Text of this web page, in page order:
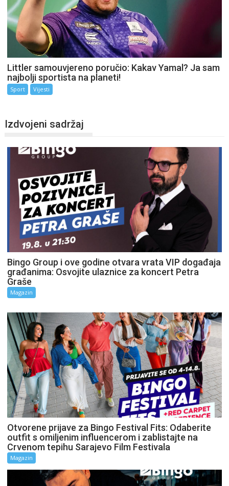
Littler samouvjereno poručio: Kakav Yamal? Ja sam
najbolji sportista na planeti!
Sport Vijesti
Izdvojeni sadržaj
Bingo Group i ove godine otvara vrata VIP događaja
građanima: Osvojite ulaznice za koncert Petra
Graše
Magazin
Otvorene prijave za Bingo Festival Fits: Odaberite
outfit s omiljenim influencerom i zablistajte na
Crvenom tepihu Sarajevo Film Festivala
Magazin